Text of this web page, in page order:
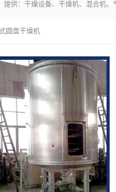
圆盘干燥机